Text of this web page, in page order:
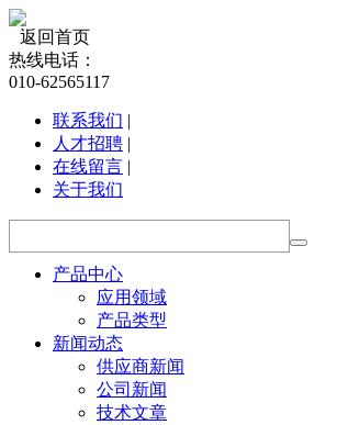
返回首页
热线电话：
010-62565117
联系我们 |
人才招聘 |
在线留言 |
关于我们
产品中心
应用领域
产品类型
新闻动态
供应商新闻
公司新闻
技术文章